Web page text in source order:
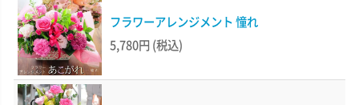
フラワーアレンジメント 憧れ
5,780円 (税込)